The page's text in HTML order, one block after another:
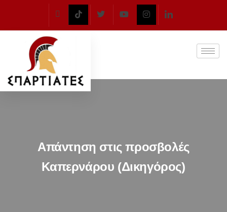
Απάντηση στις προσβολές
Καπερνάρου (Δικηγόρος)